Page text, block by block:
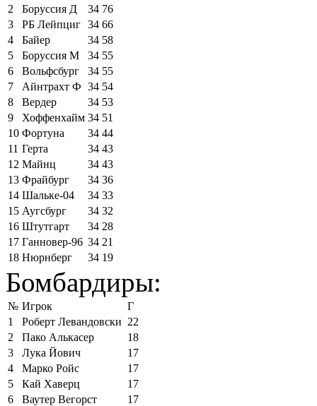
2
Боруссия Д 34 76
3
РБ Лейпциг 34 66
4
Байер 34 58
5
Боруссия М 34 55
6
Вольфсбург 34 55
7
Айнтрахт Ф 34 54
8
Вердер 34 53
9
Хоффенхайм 34 51
10 Фортуна 34 44
11 Герта 34 43
12 Майнц 34 43
13 Фрайбург 34 36
14 Шальке-04 34 33
15 Аугсбург 34 32
16 Штутгарт 34 28
17 Ганновер-96 34 21
18 Нюрнберг 34 19
Бомбардиры:
№ Игрок
Г
1
Роберт Левандовски 22
2
Пако Алькасер
18
3
Лука Йович
17
4
Марко Ройс
17
5
Кай Хаверц
17
6
Ваутер Вегорст
17